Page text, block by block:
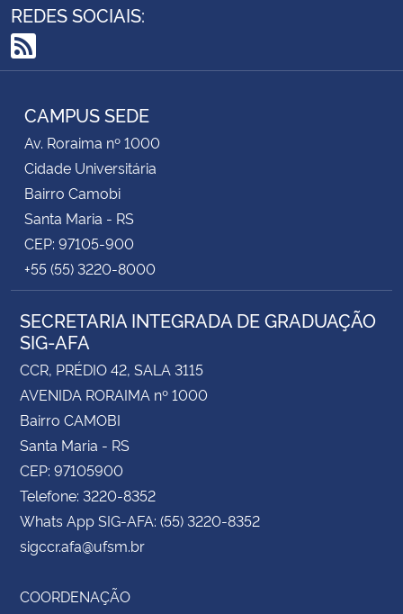
REDES SOCIAIS:
RSS
CAMPUS SEDE
Av. Roraima nº 1000
Cidade Universitária
Bairro Camobi
Santa Maria - RS
CEP: 97105-900
+55 (55) 3220-8000
SECRETARIA INTEGRADA DE GRADUAÇÃO
SIG-AFA
CCR, PRÉDIO 42, SALA 3115
AVENIDA RORAIMA nº 1000
Bairro CAMOBI
Santa Maria - RS
CEP: 97105900
Telefone: 3220-8352
Whats App SIG-AFA: (55) 3220-8352
sigccr.afa@ufsm.br
COORDENAÇÃO